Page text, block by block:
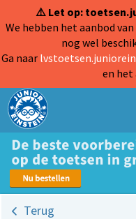
⚠️ Let op:
We hebben het aanbod
nog wel
Ga naar
en het
Terug